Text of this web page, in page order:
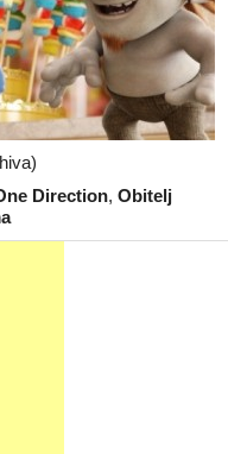
Direction, Obitelj